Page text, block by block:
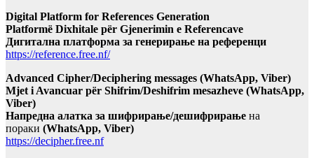
Digital Platform for References Generation
Platformë Dixhitale për Gjenerimin e Referencave
Дигитална платформа за генерирање на референци
https://reference.free.nf/
Advanced Cipher/Deciphering messages (WhatsApp, Viber)
Mjet i Avancuar për Shifrim/Deshifrim mesazheve (WhatsApp,
Viber)
Напредна алатка за шифрирање/дешифрирање на
пораки (WhatsApp, Viber)
https://decipher.free.nf